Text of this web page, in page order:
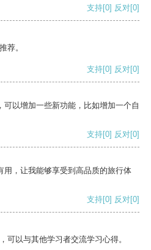
支持[0] 反对[0]
荐。
支持[0] 反对[0]
以增加一些新功能，比如增加一个自
支持[0] 反对[0]
用，让我能够享受到高品质的旅行体
支持[0] 反对[0]
可以与其他学习者交流学习心得。